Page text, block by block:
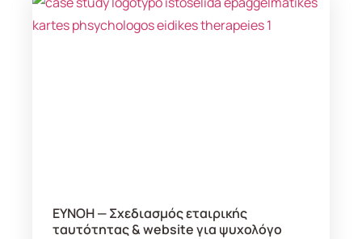
ΕΥΝΟΗ — Σχεδιασμός εταιρικής
ταυτότητας & website για ψυχολόγο